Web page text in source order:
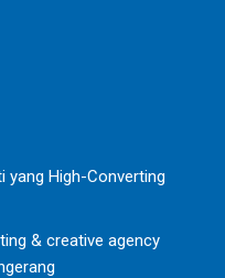
yang High-Converting
& creative agency